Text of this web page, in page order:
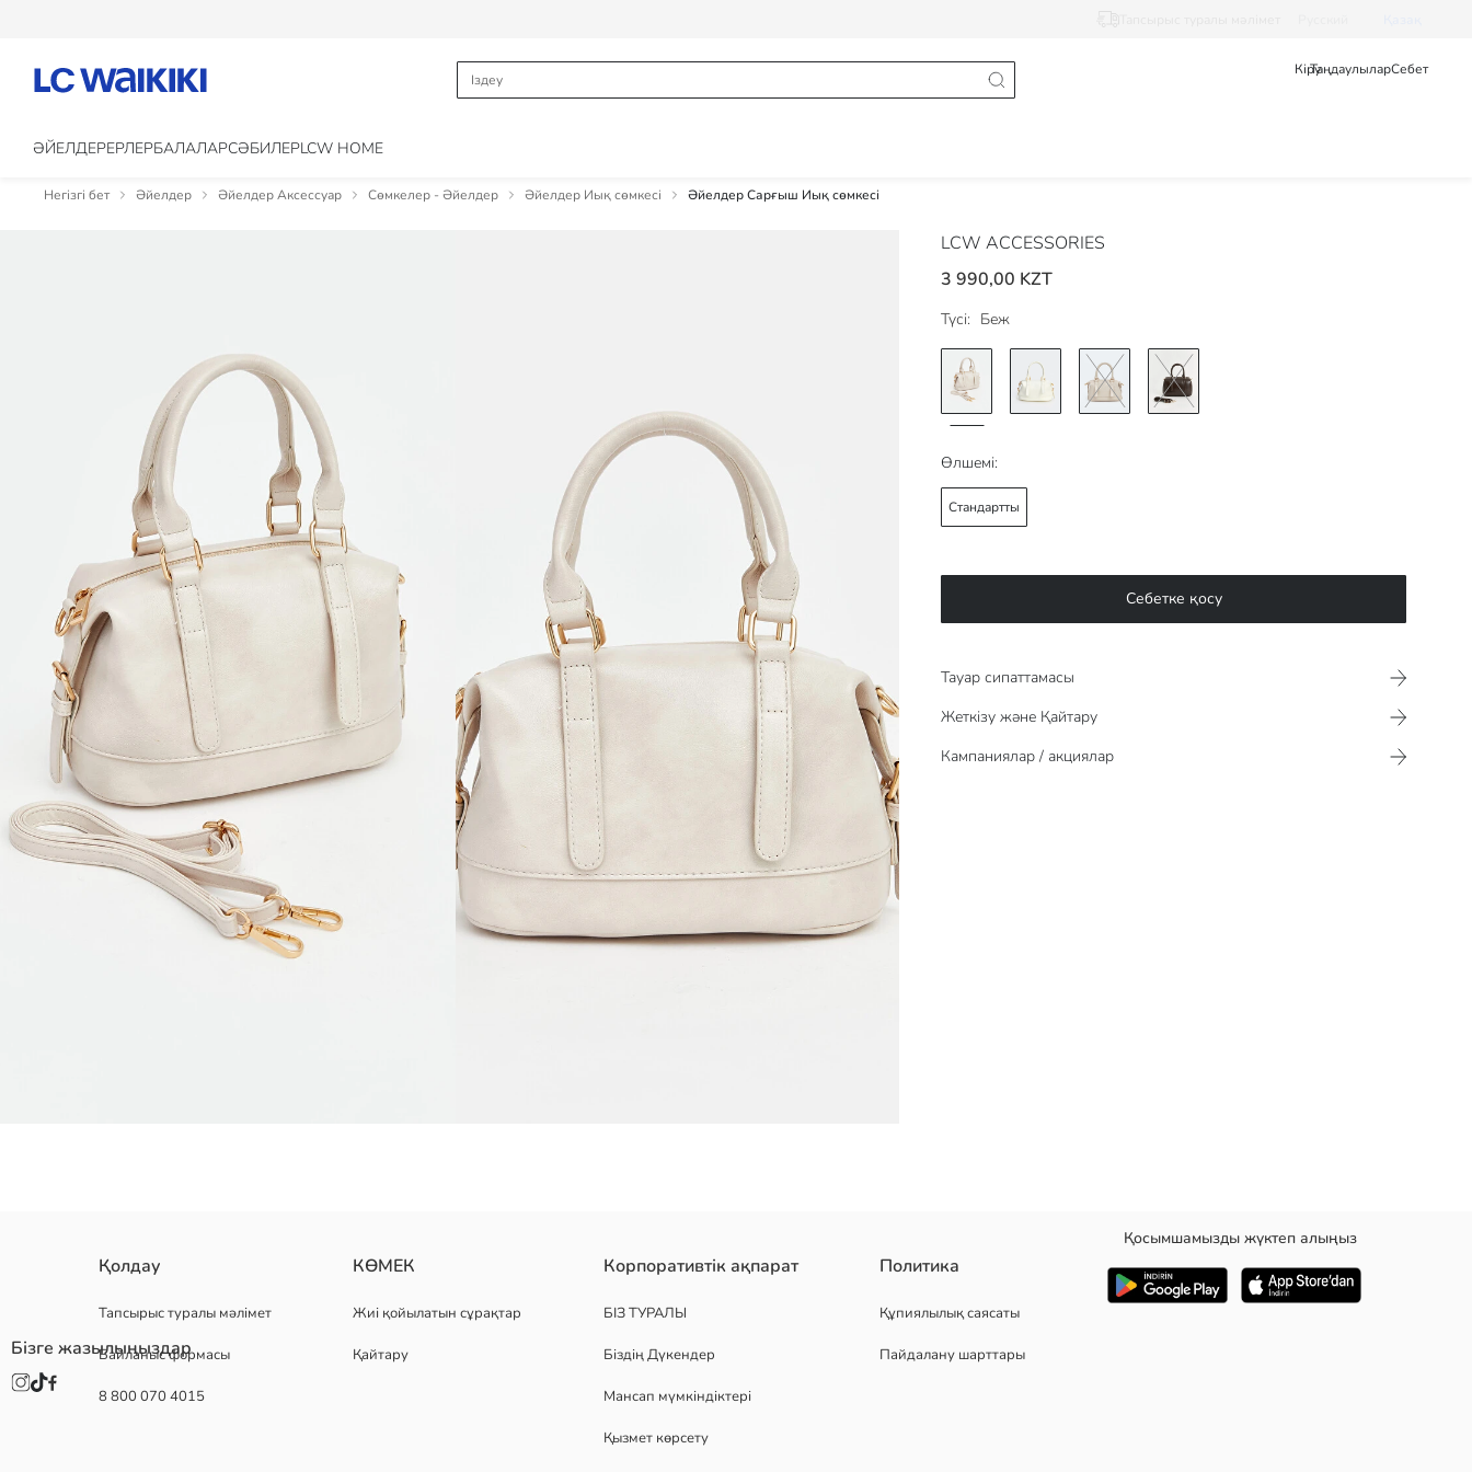
КіруТаңдаулыларСебет
ӘЙЕЛДЕРЕРЛЕРБАЛАЛАРCӘБИЛЕРLCW HOME
Негізгі бет Әйелдер Әйелдер Аксессуар Сөмкелер - Әйелдер Әйелдер Иық сөмкесі Әйелдер Сарғыш Иық сөмкесі
LCW ACCESSORIES
3 990,00 KZT
Түсі: Беж
Өлшемі:
Стандартты
Себетке қосу
Тауар сипаттамасы​​​​​
Жеткізу және Қайтару
Кампаниялар / акциялар
Сатушы:
Бренд:
Қолдау
Тапсырыс туралы мәлімет
Байланыс формасы
8 800 070 4015
КӨМЕК
Жиі қойылатын сұрақтар
Қайтару
Корпоративтік ақпарат
БІЗ ТУРАЛЫ
Біздің Дүкендер
Мансап мүмкіндіктері
Қызмет көрсету
Политика
Құпиялылық саясаты
Пайдалану шарттары
Қосымшамызды жүктеп алыңыз
Бізге жазылыңыздар